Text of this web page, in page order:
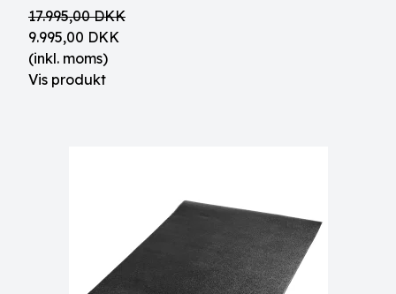
17.995,00 DKK
9.995,00 DKK
(inkl. moms)
Vis produkt